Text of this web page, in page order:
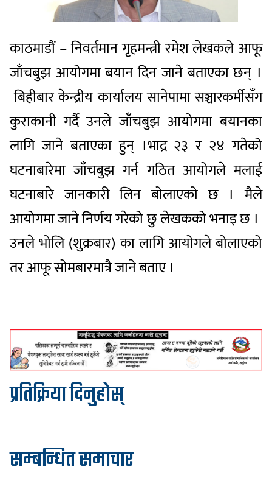
काठमाडौं – निवर्तमान गृहमन्त्री रमेश लेखकले आफू
जाँचबुझ आयोगमा बयान दिन जाने बताएका छन् ।
बिहीबार केन्द्रीय कार्यालय सानेपामा सञ्चारकर्मीसँग
कुराकानी गर्दै उनले जाँचबुझ आयोगमा बयानका
लागि जाने बताएका हुन् ।भाद्र २३ र २४ गतेको
घटनाबारेमा जाँचबुझ गर्न गठित आयोगले मलाई
घटनाबारे जानकारी लिन बोलाएको छ । मैले
आयोगमा जाने निर्णय गरेको छु लेखकको भनाइ छ ।
उनले भोलि (शुक्रबार) का लागि आयोगले बोलाएको
तर आफू सोमबारमात्रै जाने बताए ।
प्रतिक्रिया दिनुहोस्
सम्बन्धित समाचार